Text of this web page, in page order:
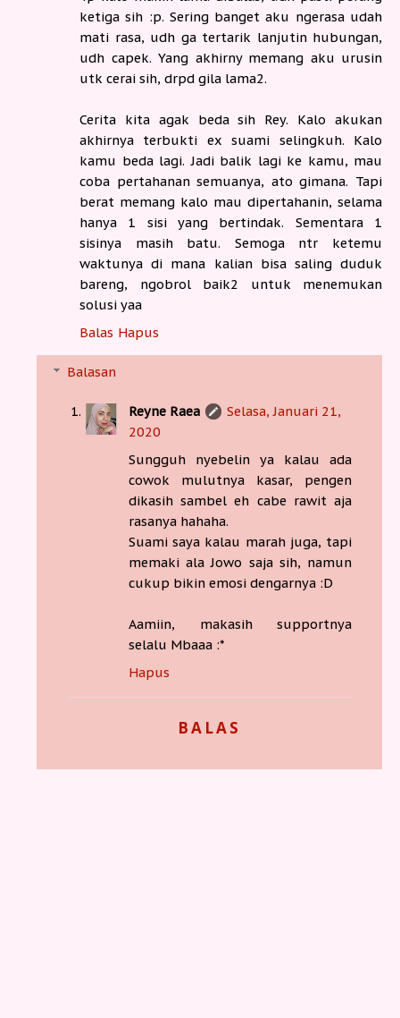
ketiga sih :p. Sering banget aku ngerasa udah
mati rasa, udh ga tertarik lanjutin hubungan,
udh capek. Yang akhirny memang aku urusin
utk cerai sih, drpd gila lama2.
Cerita kita agak beda sih Rey. Kalo akukan
akhirnya terbukti ex suami selingkuh. Kalo
kamu beda lagi. Jadi balik lagi ke kamu, mau
coba pertahanan semuanya, ato gimana. Tapi
berat memang kalo mau dipertahanin, selama
hanya 1 sisi yang bertindak. Sementara 1
sisinya masih batu. Semoga ntr ketemu
waktunya di mana kalian bisa saling duduk
bareng, ngobrol baik2 untuk menemukan
solusi yaa
Balas Hapus
Balasan
Reyne Raea
Selasa, Januari 21,
2020
Sungguh nyebelin ya kalau ada
cowok mulutnya kasar, pengen
dikasih sambel eh cabe rawit aja
rasanya hahaha.
Suami saya kalau marah juga, tapi
memaki ala Jowo saja sih, namun
cukup bikin emosi dengarnya :D
Aamiin, makasih supportnya
selalu Mbaaa :*
Hapus
BALAS